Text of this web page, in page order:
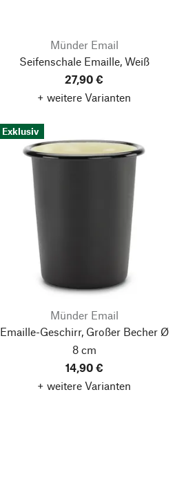
Münder Email
Seifenschale Emaille, Weiß
27,90 €
+ weitere Varianten
Exklusiv
Münder Email
Emaille-Geschirr, Großer Becher Ø
8 cm
14,90 €
+ weitere Varianten